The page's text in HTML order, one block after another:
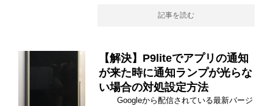
記事を読む
【解決】P9liteでアプリの通知
が来た時に通知ランプが光らな
い場合の対処設定方法
Googleから配信されている最新バージ